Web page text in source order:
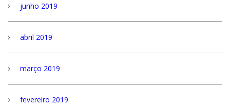
junho 2019
abril 2019
março 2019
fevereiro 2019